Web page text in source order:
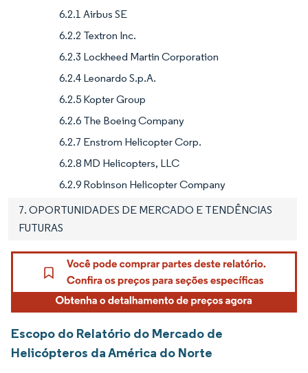
6.2.1 Airbus SE
6.2.2 Textron Inc.
6.2.3 Lockheed Martin Corporation
6.2.4 Leonardo S.p.A.
6.2.5 Kopter Group
6.2.6 The Boeing Company
6.2.7 Enstrom Helicopter Corp.
6.2.8 MD Helicopters, LLC
6.2.9 Robinson Helicopter Company
7. OPORTUNIDADES DE MERCADO E TENDÊNCIAS
FUTURAS
Escopo do Relatório do Mercado de
Helicópteros da América do Norte